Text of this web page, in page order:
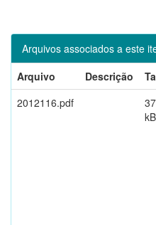
Arquivos associados a este
Arquivo
Descrição
2012116.pdf
kB